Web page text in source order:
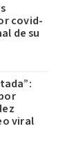
covid-
de su
viral